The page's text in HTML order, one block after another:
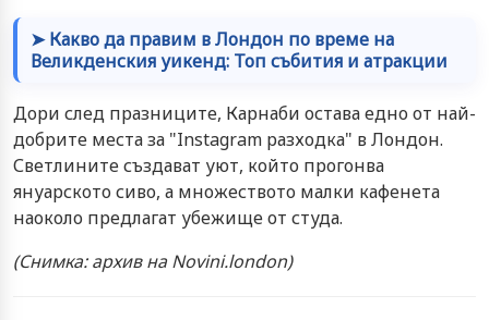
➤ Какво да правим в Лондон по време на
Великденския уикенд: Топ събития и атракции
Дори след празниците, Карнаби остава едно от най-
добрите места за "Instagram разходка" в Лондон.
Светлините създават уют, който прогонва
януарското сиво, а множеството малки кафенета
наоколо предлагат убежище от студа.
(Снимка: архив на Novini.london)